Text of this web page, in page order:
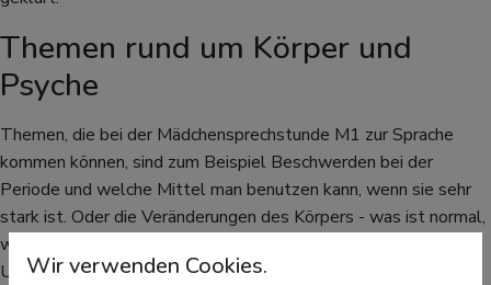
Themen rund um Körper und
Psyche
Themen, die bei der Mädchensprechstunde M1 zur Sprache
kommen können, sind zum Beispiel Beschwerden bei der
Periode und welche Mittel man benutzen kann, wenn sie sehr
stark ist. Oder die Veränderungen des Körpers - was ist normal,
worauf müssen die Mädchen künftig anders achten als bisher?
Und auch alles rund um die Sexualität kann zur Sprache
Wir verwenden Cookies.